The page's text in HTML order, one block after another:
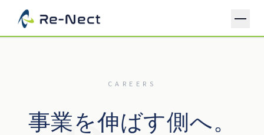
MARKETING
マーケティング事業
COMPANY
CAREERS
事業を伸ばす側へ。